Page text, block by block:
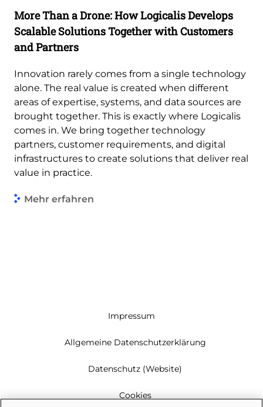
More Than a Drone: How Logicalis Develops
Scalable Solutions Together with Customers
and Partners
Innovation rarely comes from a single technology
alone. The real value is created when different
areas of expertise, systems, and data sources are
brought together. This is exactly where Logicalis
comes in. We bring together technology
partners, customer requirements, and digital
infrastructures to create solutions that deliver real
value in practice.
Mehr erfahren
Impressum
Allgemeine Datenschutzerklärung
Datenschutz (Website)
Cookies